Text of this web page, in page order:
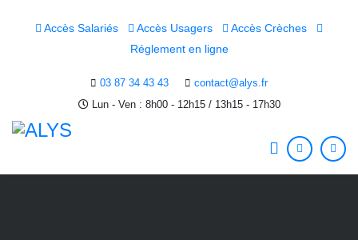
Accès Salariés Accès Usagers
Accès Crèches
Réglement en ligne
03 87 34 43 43
contact@alys.fr
Lun - Ven : 8h00 - 12h15 / 13h15 - 17h30